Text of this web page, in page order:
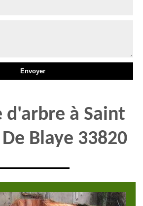
d'arbre à Saint
Blaye 33820